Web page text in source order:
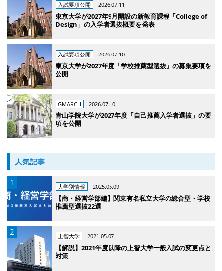
入試要項公開 2026.07.11
東京大学が2027年9月開設の新教育課程「College of
Design」の入学者選抜概要を発表
入試要項公開 2026.07.10
東京大学が2027年度「学校推薦型選抜」の募集要項を
公開
GMARCH 2026.07.10
青山学院大学が2027年度「自己推薦入学者選抜」の要
項を公開
人気記事
大学別情報 2025.05.09
【商・経営学部編】関東有名私立大学の総合型・学校
推薦型選抜22選
上智大学 2021.05.07
【解説】2021年度以降の上智大学一般入試の変更点と
対策